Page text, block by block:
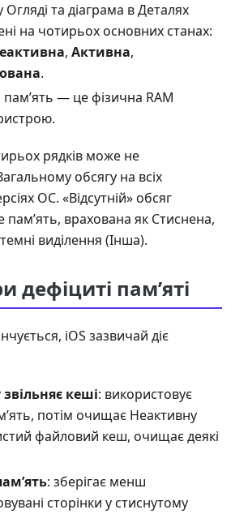
Огляді та діаграма в Деталях
на чотирьох основних станах:
, Активна,
.
пам’ять — це фізична RAM
рядків може не
обсягу на всіх
ОС. «Відсутній» обсяг
врахована як Стиснена,
виділення (Інша).
дефіциті пам’яті
iOS зазвичай діє
кеші: використовує
потім очищає Неактивну
файловий кеш, очищає деякі
: зберігає менш
сторінки у стиснутому